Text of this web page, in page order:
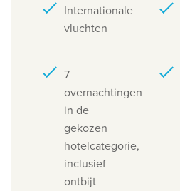
Internationale
vluchten
7
overnachtingen
in de
gekozen
hotelcategorie,
inclusief
ontbijt